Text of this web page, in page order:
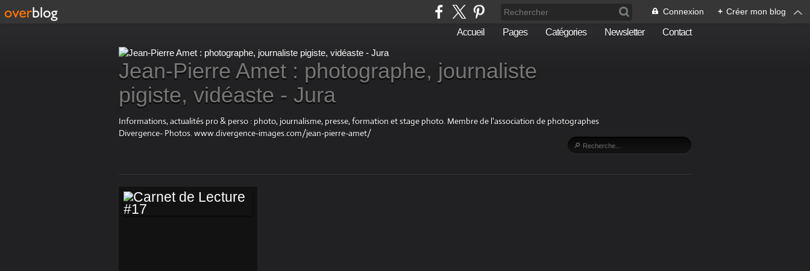
Connexion + Créer mon blog
Accueil Pages Catégories Newsletter Contact
Jean-Pierre Amet : photographe, journaliste
pigiste, vidéaste - Jura
Informations, actualités pro & perso : photo, journalisme, presse, formation et stage photo. Membre de l'association de photographes
Divergence- Photos. www.divergence-images.com/jean-pierre-amet/